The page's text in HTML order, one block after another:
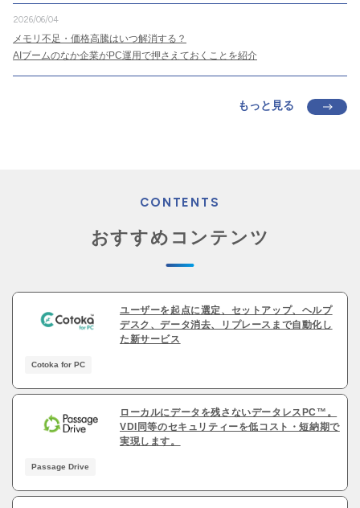
2026/06/04
メモリ不足・価格高騰はいつ解消する？
AIブームのなか企業がPC運用で押さえておくことを紹介
もっと見る
CONTENTS
おすすめコンテンツ
Cotoka for PC
ユーザーを起点に選定、セットアップ、ヘルプ
デスク、データ消去、リプレースまで自動化し
た新サービス
Passage Drive
ローカルにデータを残さないデータレスPC™。
VDI同等のセキュリティーを低コスト・短納期で
実現します。